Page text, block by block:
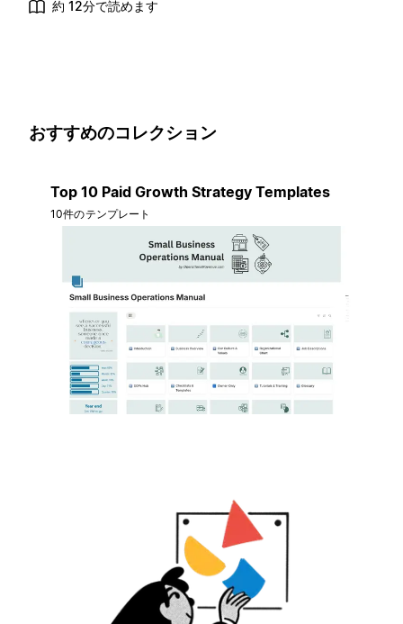
約 12分で読めます
おすすめのコレクション
Top 10 Paid Growth Strategy Templates
10件のテンプレート